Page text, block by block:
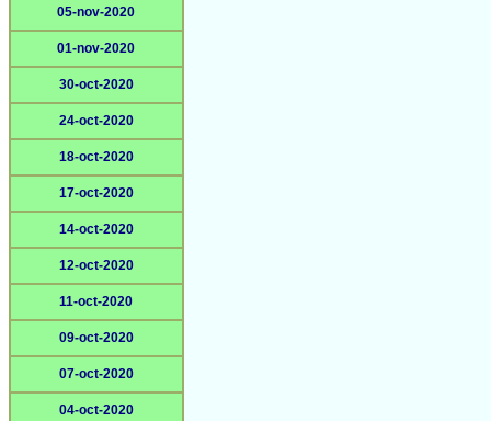
05-nov-2020
01-nov-2020
30-oct-2020
24-oct-2020
18-oct-2020
17-oct-2020
14-oct-2020
12-oct-2020
11-oct-2020
09-oct-2020
07-oct-2020
04-oct-2020